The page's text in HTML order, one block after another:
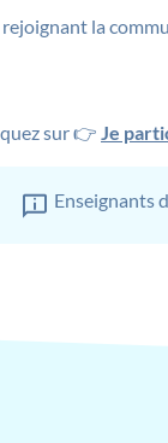
rejoignant la
sur 👉 Je
Enseignants